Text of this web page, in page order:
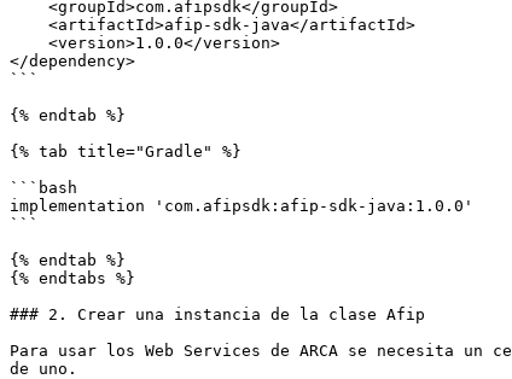
</dependency>
```
{% endtab %}
{% tab title="Gradle" %}
```bash
implementation 'com.afipsdk:afip-sdk-java:1.0.0'
```
{% endtab %}
{% endtabs %}
### 2. Crear una instancia de la clase Afip
Para usar los Web Services de ARCA se necesita un
de uno.